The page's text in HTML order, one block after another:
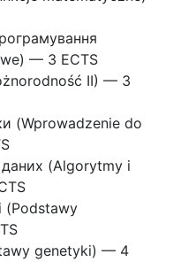
— 3 ECTS
II) — 3
(Wprowadzenie do
(Algorytmy i
(Podstawy
genetyki) — 4